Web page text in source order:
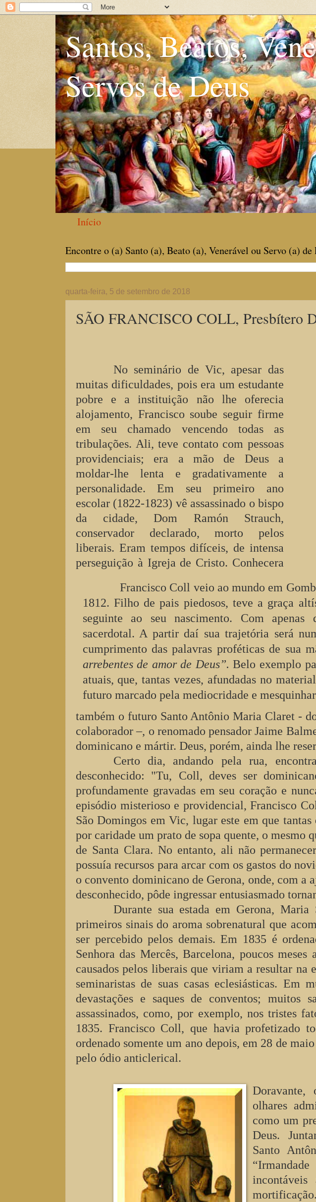
Santos, Beatos,
Servos de Deus
Início
Encontre o (a) Santo (a), Beato (a), Venerável ou Servo (a) de
quarta-feira, 5 de setembro de 2018
SÃO FRANCISCO COLL, Presbítero
Francisco Coll veio ao mundo em
1812. Filho de pais piedosos, teve a graça
seguinte ao seu nascimento. Com apenas
sacerdotal. A partir daí sua trajetória será
cumprimento das palavras proféticas de sua
arrebentes de amor de Deus”. Belo exemplo
atuais, que, tantas vezes, afundadas no
futuro marcado pela mediocridade e
No seminário de Vic, apesar das
muitas dificuldades, pois era um estudante
pobre e a instituição não lhe oferecia
alojamento, Francisco soube seguir firme
em seu chamado vencendo todas as
tribulações. Ali, teve contato com pessoas
providenciais; era a mão de Deus a
moldar-lhe lenta e gradativamente a
personalidade. Em seu primeiro ano
escolar (1822-1823) vê assassinado o bispo
da cidade, Dom Ramón Strauch,
conservador declarado, morto pelos
liberais. Eram tempos difíceis, de intensa
perseguição à Igreja de Cristo. Conhecera
também o futuro Santo Antônio Maria Claret -
colaborador –, o renomado pensador Jaime
dominicano e mártir. Deus, porém, ainda lhe
Certo dia, andando pela rua,
desconhecido: "Tu, Coll, deves ser
profundamente gravadas em seu coração e
episódio misterioso e providencial, Francisco
São Domingos em Vic, lugar este em que
por caridade um prato de sopa quente, o mesmo
de Santa Clara. No entanto, ali não
possuía recursos para arcar com os gastos do
o convento dominicano de Gerona, onde, com a
desconhecido, pôde ingressar entusiasmado
Durante sua estada em Gerona,
primeiros sinais do aroma sobrenatural que
ser percebido pelos demais. Em 1835 é
Senhora das Mercês, Barcelona, poucos meses
causados pelos liberais que viriam a resultar na
seminaristas de suas casas eclesiásticas. Em
devastações e saques de conventos; muitos
assassinados, como, por exemplo, nos tristes
1835. Francisco Coll, que havia profetizado
ordenado somente um ano depois, em 28 de
pelo ódio anticlerical.
olhares
como um
Deus.
Santo